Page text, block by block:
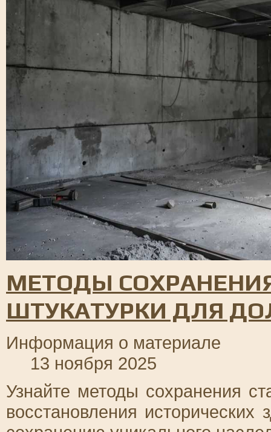
МЕТОДЫ
ШТУКАТУРКИ ДЛЯ
Информация о материале
13 ноября 2025
Узнайте методы сохранения
восстановления